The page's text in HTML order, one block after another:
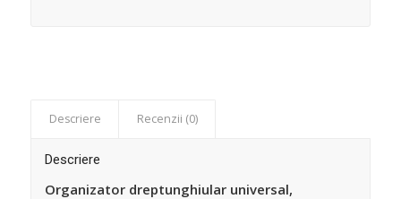
Descriere Recenzii (0)
Descriere
Organizator dreptunghiular universal,